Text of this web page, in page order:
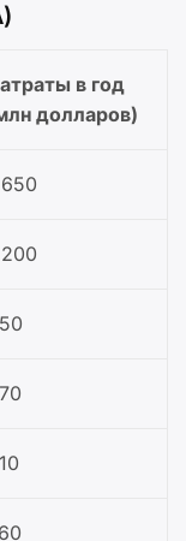
в год
долларов)